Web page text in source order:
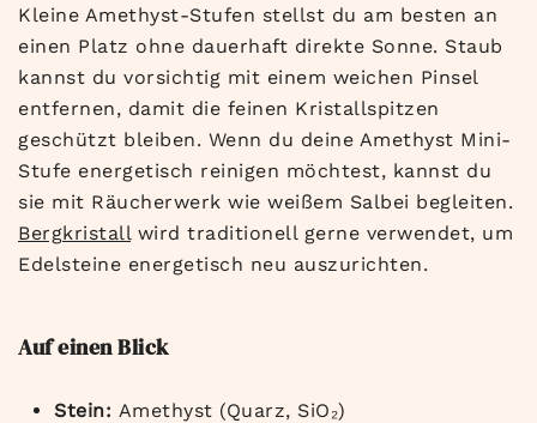
Kleine Amethyst-Stufen stellst du am besten an
einen Platz ohne dauerhaft direkte Sonne. Staub
kannst du vorsichtig mit einem weichen Pinsel
entfernen, damit die feinen Kristallspitzen
geschützt bleiben. Wenn du deine Amethyst Mini-
Stufe energetisch reinigen möchtest, kannst du
sie mit Räucherwerk wie weißem Salbei begleiten.
Bergkristall wird traditionell gerne verwendet, um
Edelsteine energetisch neu auszurichten.
Auf einen Blick
Stein: Amethyst (Quarz, SiO₂)